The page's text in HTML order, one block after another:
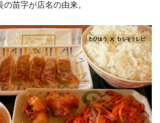
苗字が店名の由来。